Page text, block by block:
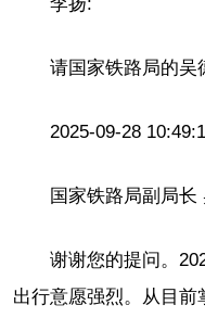
请国家铁路局的吴
2025-09-28
国家铁路局副局长
谢谢您的提问。
出行意愿强烈。从目前